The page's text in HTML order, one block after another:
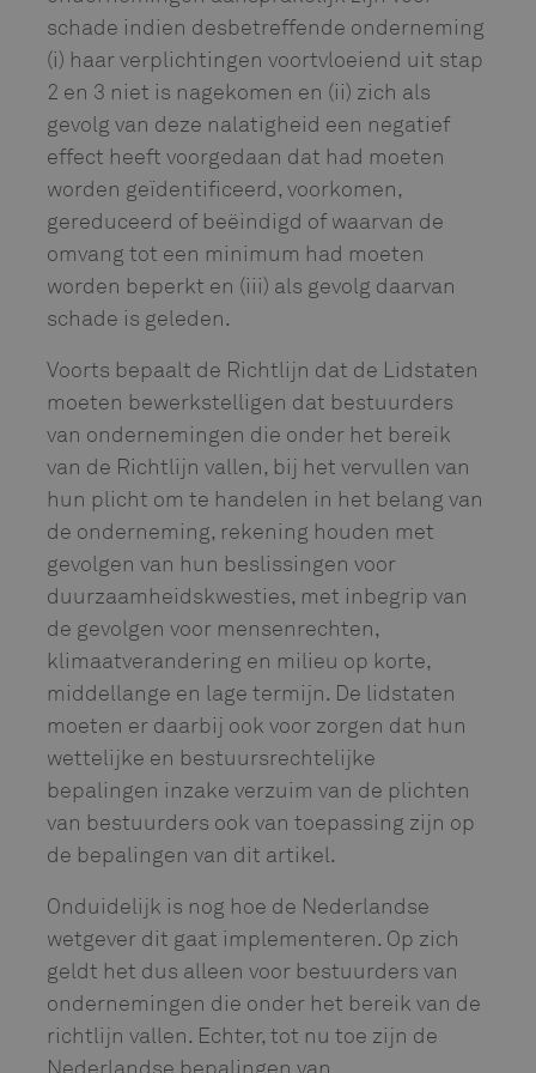
schade indien desbetreffende onderneming
(i) haar verplichtingen voortvloeiend uit stap
2 en 3 niet is nagekomen en (ii) zich als
gevolg van deze nalatigheid een negatief
effect heeft voorgedaan dat had moeten
worden geïdentificeerd, voorkomen,
gereduceerd of beëindigd of waarvan de
omvang tot een minimum had moeten
worden beperkt en (iii) als gevolg daarvan
schade is geleden.
Voorts bepaalt de Richtlijn dat de Lidstaten
moeten bewerkstelligen dat bestuurders
van ondernemingen die onder het bereik
van de Richtlijn vallen, bij het vervullen van
hun plicht om te handelen in het belang van
de onderneming, rekening houden met
gevolgen van hun beslissingen voor
duurzaamheidskwesties, met inbegrip van
de gevolgen voor mensenrechten,
klimaatverandering en milieu op korte,
middellange en lage termijn. De lidstaten
moeten er daarbij ook voor zorgen dat hun
wettelijke en bestuursrechtelijke
bepalingen inzake verzuim van de plichten
van bestuurders ook van toepassing zijn op
de bepalingen van dit artikel.
Onduidelijk is nog hoe de Nederlandse
wetgever dit gaat implementeren. Op zich
geldt het dus alleen voor bestuurders van
ondernemingen die onder het bereik van de
richtlijn vallen. Echter, tot nu toe zijn de
Nederlandse bepalingen van